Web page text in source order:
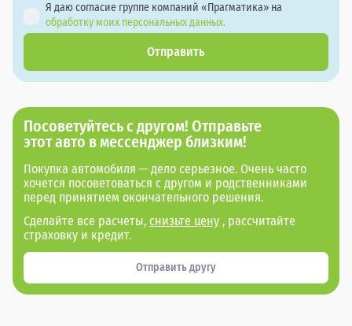
Я даю согласие группе компаний «Прагматика» на
обработку моих персональных данных.
Отправить
Посоветуйтесь с другом! Отправьте
этот авто в мессенджер близким!
Покупка автомобиля — дело серьезное. Очень часто
хочется посоветоваться с другом и родственниками
перед принятием окончательного решения.
Сделайте все расчеты, снизьте цену , рассчитайте
страховку и кредит.
Отправить другу